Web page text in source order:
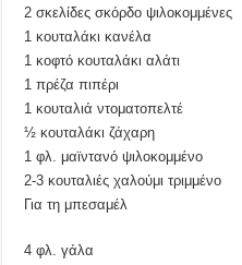
2 σκελίδες σκόρδο ψιλοκομμένες
1 κουταλάκι κανέλα
1 κοφτό κουταλάκι αλάτι
1 πρέζα πιπέρι
1 κουταλιά ντοματοπελτέ
½ κουταλάκι ζάχαρη
1 φλ. μαϊντανό ψιλοκομμένο
2-3 κουταλιές χαλούμι τριμμένο
Για τη μπεσαμέλ
4 φλ. γάλα